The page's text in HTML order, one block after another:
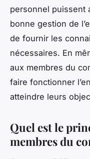
personnel puissent
bonne gestion de
de fournir les
nécessaires. En
aux membres du
faire fonctionner
atteindre leurs
Quel est le
membres du